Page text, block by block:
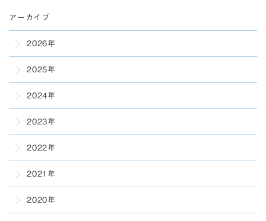
アーカイブ
2026年
2025年
2024年
2023年
2022年
2021年
2020年